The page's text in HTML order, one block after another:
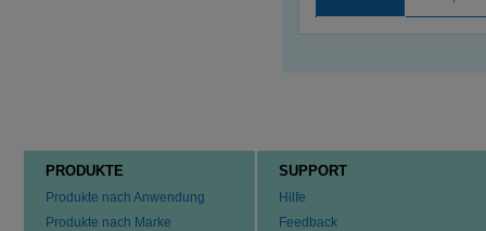
PRODUKTE
Produkte nach Anwendung
Produkte nach Marke
SUPPORT
Hilfe
Feedback